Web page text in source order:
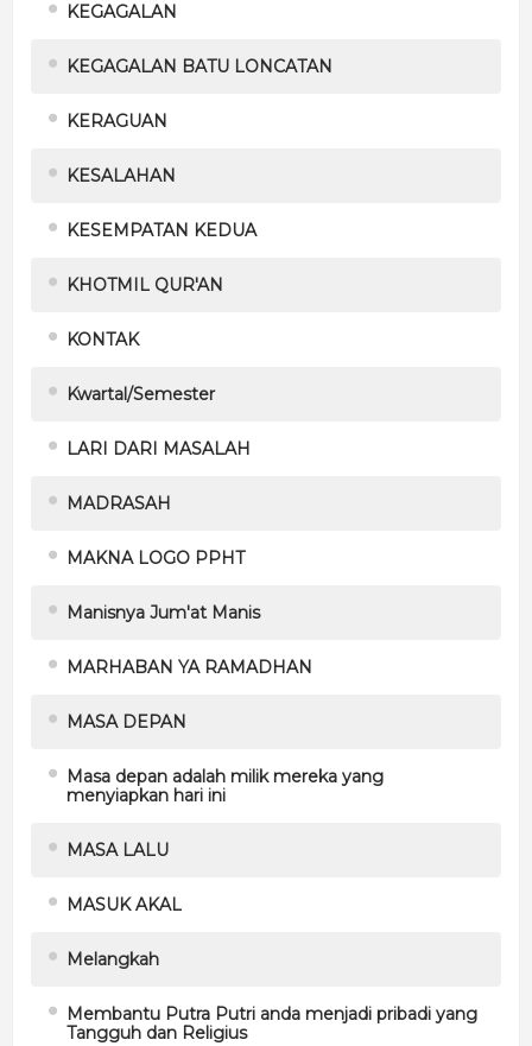
KEGAGALAN
KEGAGALAN BATU LONCATAN
KERAGUAN
KESALAHAN
KESEMPATAN KEDUA
KHOTMIL QUR'AN
KONTAK
Kwartal/Semester
LARI DARI MASALAH
MADRASAH
MAKNA LOGO PPHT
Manisnya Jum'at Manis
MARHABAN YA RAMADHAN
MASA DEPAN
Masa depan adalah milik mereka yang
menyiapkan hari ini
MASA LALU
MASUK AKAL
Melangkah
Membantu Putra Putri anda menjadi pribadi yang
Tangguh dan Religius